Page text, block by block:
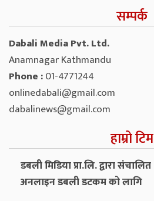
सम्पर्क
Dabali Media Pvt. Ltd.
Anamnagar Kathmandu
Phone :01-4771244
onlinedabali@gmail.com
dabalinews@gmail.com
हाम्रो टिम
डबली मिडिया प्रा.लि. द्वारा संचालित
अनलाइन डबली डटकम को लागि